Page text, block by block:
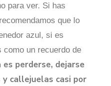
para ver. Si has
que lo
azul, si es
como un recuerdo de
perderse, dejarse
callejuelas casi por